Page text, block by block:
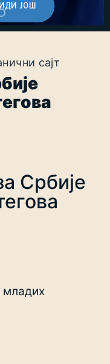
ЈОШ
сајт
Србије
младих